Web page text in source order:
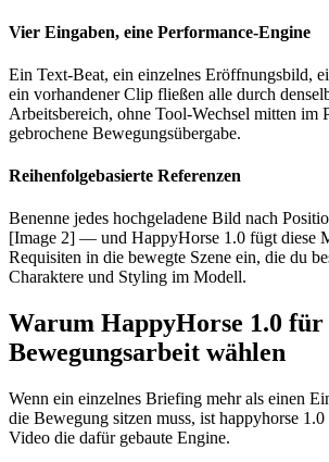
Vier Eingaben, eine Performance-Engine
Ein Text-Beat, ein einzelnes Eröffnungsbild,
ein vorhandener Clip fließen alle durch
Arbeitsbereich, ohne Tool-Wechsel mitten im
gebrochene Bewegungsübergabe.
Reihenfolgebasierte Referenzen
Benenne jedes hochgeladene Bild nach
[Image 2] — und HappyHorse 1.0 fügt diese
Requisiten in die bewegte Szene ein, die du
Charaktere und Styling im Modell.
Warum HappyHorse 1.0 für
Bewegungsarbeit wählen
Wenn ein einzelnes Briefing mehr als einen
die Bewegung sitzen muss, ist happyhorse
Video die dafür gebaute Engine.